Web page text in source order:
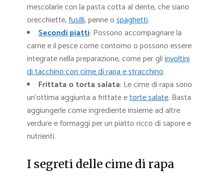
mescolarle con la pasta cotta al dente, che siano
orecchiette,fusilli, penne ospaghetti.
Secondi piatti: Possono accompagnare la
carne e il pesce come contorno o possono essere
integrate nella preparazione, come per gliinvoltini
di tacchino con cime di rapa e stracchino.
Frittata o torta salata: Le cime di rapa sono
un’ottima aggiunta a frittate etorte salate. Basta
aggiungerle come ingrediente insieme ad altre
verdure e formaggi per un piatto ricco di sapore e
nutrienti.
I segreti delle cime di rapa